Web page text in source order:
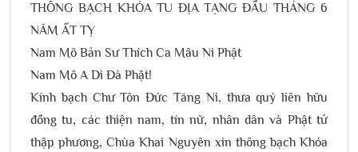
THÔNG BẠCH KHÓA TU ĐỊA TẠNG ĐẦU THÁNG 6
NĂM ẤT TỴ
Nam Mô Bản Sư Thích Ca Mâu Ni Phật
Nam Mô A Di Đà Phật!
Kính bạch Chư Tôn Đức Tăng Ni, thưa quý liên hữu
đồng tu, các thiện nam, tín nữ, nhân dân và Phật tử
thập phương, Chùa Khai Nguyên xin thông bạch Khóa